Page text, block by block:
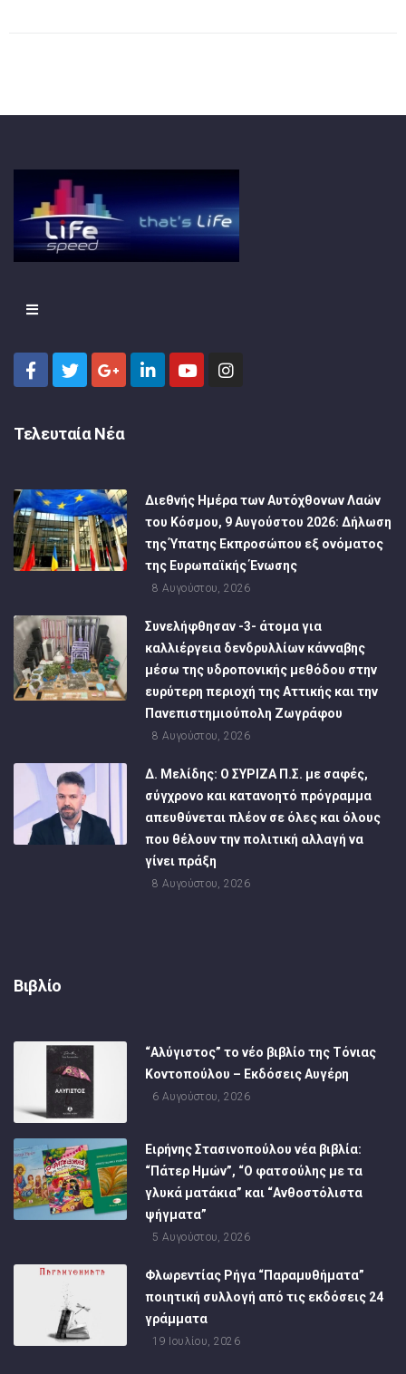
Τελευταία Νέα
Διεθνής Ημέρα των Αυτόχθονων Λαών
του Κόσμου, 9 Αυγούστου 2026: Δήλωση
της Ύπατης Εκπροσώπου εξ ονόματος
της Ευρωπαϊκής Ένωσης
8 Αυγούστου, 2026
Συνελήφθησαν -3- άτομα για
καλλιέργεια δενδρυλλίων κάνναβης
μέσω της υδροπονικής μεθόδου στην
ευρύτερη περιοχή της Αττικής και την
Πανεπιστημιούπολη Ζωγράφου
8 Αυγούστου, 2026
Δ. Μελίδης: Ο ΣΥΡΙΖΑ Π.Σ. με σαφές,
σύγχρονο και κατανοητό πρόγραμμα
απευθύνεται πλέον σε όλες και όλους
που θέλουν την πολιτική αλλαγή να
γίνει πράξη
8 Αυγούστου, 2026
Βιβλίο
“Αλύγιστος” το νέο βιβλίο της Τόνιας
Κοντοπούλου – Εκδόσεις Αυγέρη
6 Αυγούστου, 2026
Ειρήνης Στασινοπούλου νέα βιβλία:
“Πάτερ Ημών”, “Ο φατσούλης με τα
γλυκά ματάκια” και “Ανθοστόλιστα
ψήγματα”
5 Αυγούστου, 2026
Φλωρεντίας Ρήγα “Παραμυθήματα”
ποιητική συλλογή από τις εκδόσεις 24
γράμματα
19 Ιουλίου, 2026